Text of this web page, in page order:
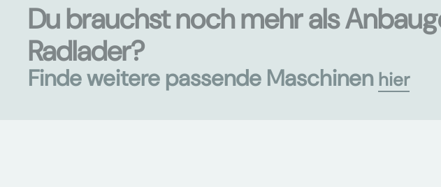
Du brauchst noch mehr als
Radlader?
Finde weitere passende Maschinen hier